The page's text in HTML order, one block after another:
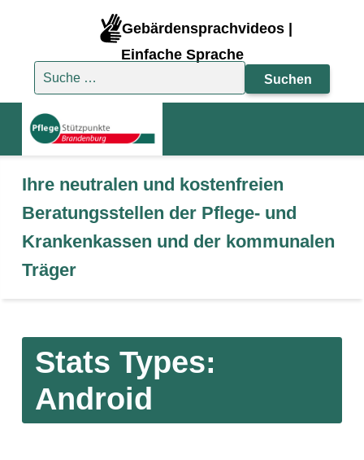
Gebärdensprachvideos |
Einfache Sprache
Suche nach:
Ihre neutralen und kostenfreien
Beratungsstellen der Pflege- und
Krankenkassen und der kommunalen
Träger
Stats Types:
Android